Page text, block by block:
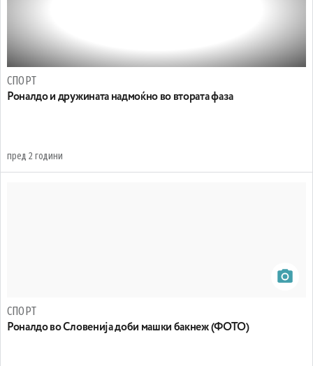
СПОРТ
Роналдо и дружината надмоќно во втората фаза
пред 2 години
СПОРТ
Роналдо во Словенија доби машки бакнеж (ФОТО)